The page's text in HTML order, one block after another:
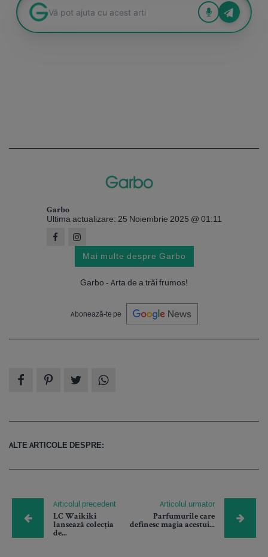
Garbo
Ultima actualizare: 25 Noiembrie 2025 @ 01:11
Mai multe despre Garbo
Garbo - Arta de a trăi frumos!
Abonează-te pe
ALTE ARTICOLE DESPRE:
Articolul precedent
LC Waikiki
lansează colecția
de...
Articolul urmator
Parfumurile care
definesc magia acestui...